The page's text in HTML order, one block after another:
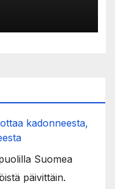
kadonneesta,
Suomea
päivittäin.